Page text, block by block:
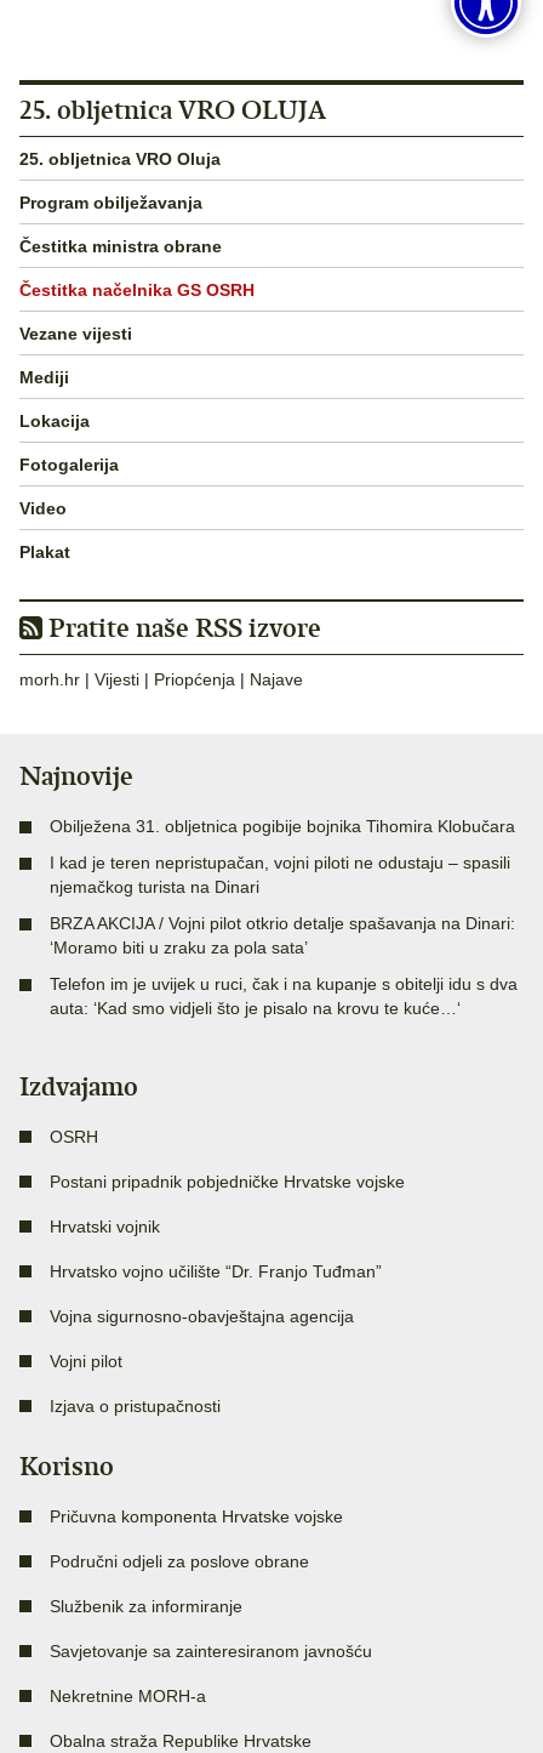
25. obljetnica VRO OLUJA
25. obljetnica VRO Oluja
Program obilježavanja
Čestitka ministra obrane
Čestitka načelnika GS OSRH
Vezane vijesti
Mediji
Lokacija
Fotogalerija
Video
Plakat
Pratite naše RSS izvore
morh.hr | Vijesti | Priopćenja | Najave
Najnovije
Obilježena 31. obljetnica pogibije bojnika Tihomira Klobučara
I kad je teren nepristupačan, vojni piloti ne odustaju – spasili
njemačkog turista na Dinari
BRZA AKCIJA / Vojni pilot otkrio detalje spašavanja na Dinari:
‘Moramo biti u zraku za pola sata’
Telefon im je uvijek u ruci, čak i na kupanje s obitelji idu s dva
auta: ‘Kad smo vidjeli što je pisalo na krovu te kuće…‘
Izdvajamo
OSRH
Postani pripadnik pobjedničke Hrvatske vojske
Hrvatski vojnik
Hrvatsko vojno učilište “Dr. Franjo Tuđman”
Vojna sigurnosno-obavještajna agencija
Vojni pilot
Izjava o pristupačnosti
Korisno
Pričuvna komponenta Hrvatske vojske
Područni odjeli za poslove obrane
Službenik za informiranje
Savjetovanje sa zainteresiranom javnošću
Nekretnine MORH-a
Obalna straža Republike Hrvatske